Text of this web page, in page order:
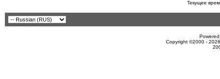
Текущее
Copyright ©2000 -